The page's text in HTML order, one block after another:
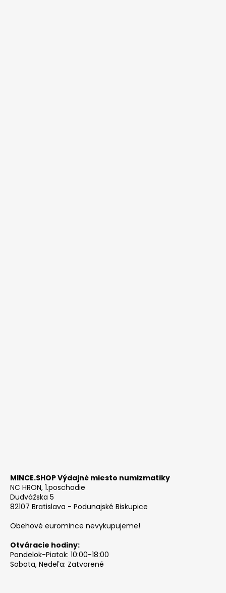
MINCE.SHOP Výdajné miesto numizmatiky
NC HRON, 1.poschodie
Dudvážska 5
82107 Bratislava - Podunajské Biskupice
Obehové euromince nevykupujeme!
Otváracie hodiny:
Pondelok-Piatok: 10:00-18:00
Sobota, Nedeľa: Zatvorené